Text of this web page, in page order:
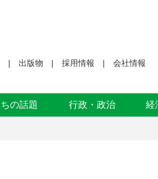
出版物 採用情報 会社情報
ちの話題 行政・政治 経